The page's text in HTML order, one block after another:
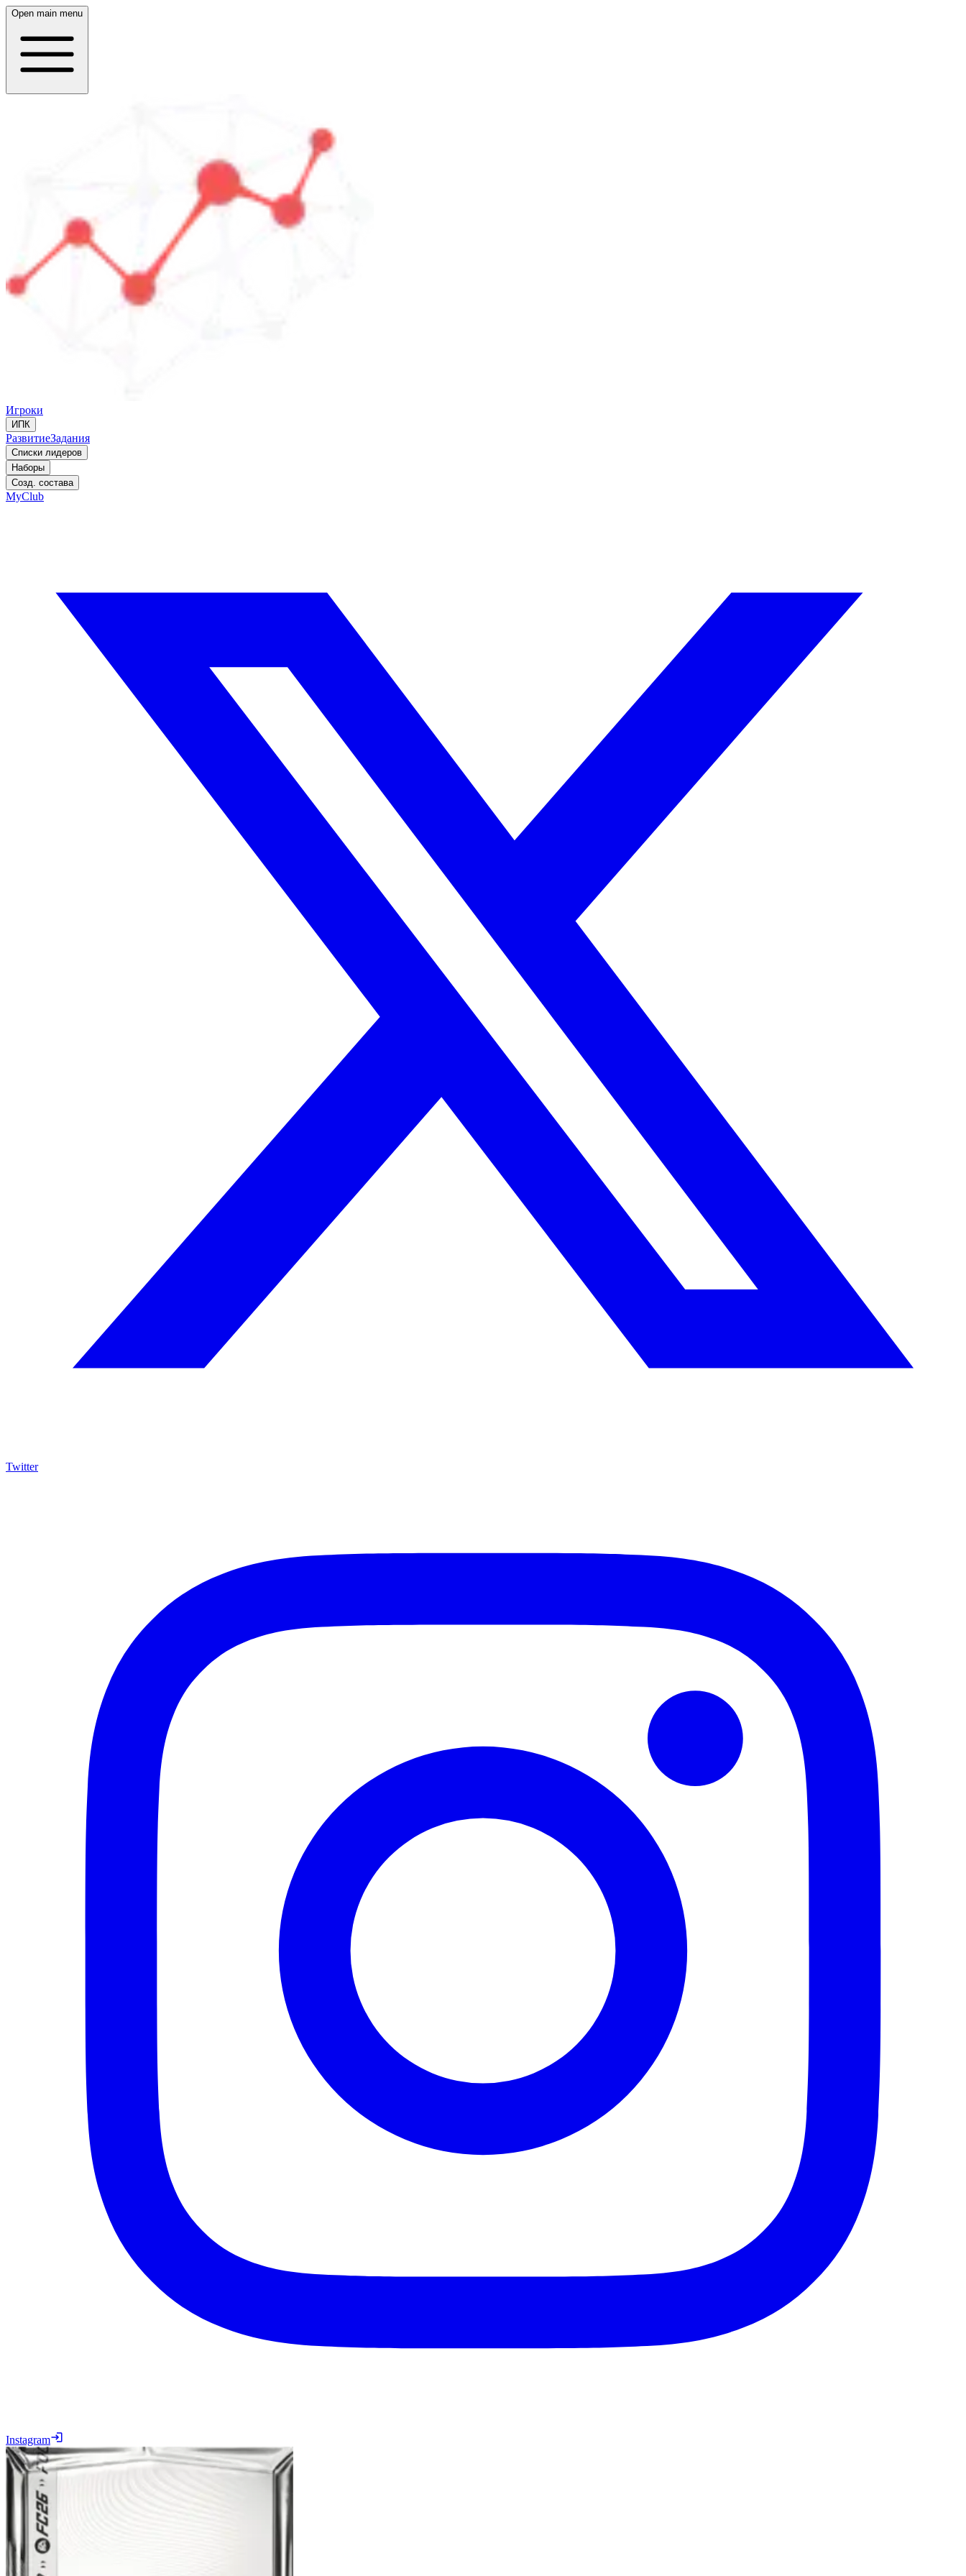
Open main menu
Игроки
ИПК
РазвитиеЗадания
Списки лидеров
Наборы
Созд. состава
MyClub
Twitter
Instagram